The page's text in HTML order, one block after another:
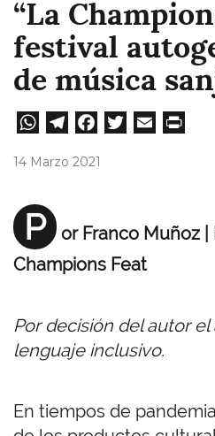
“La
festival
de música
W
A
pp
Te
m
Fa
14 Marzo 2021
P or Franco Muñoz
Champions Feat
Por decisión del autor
lenguaje inclusivo.
En tiempos de